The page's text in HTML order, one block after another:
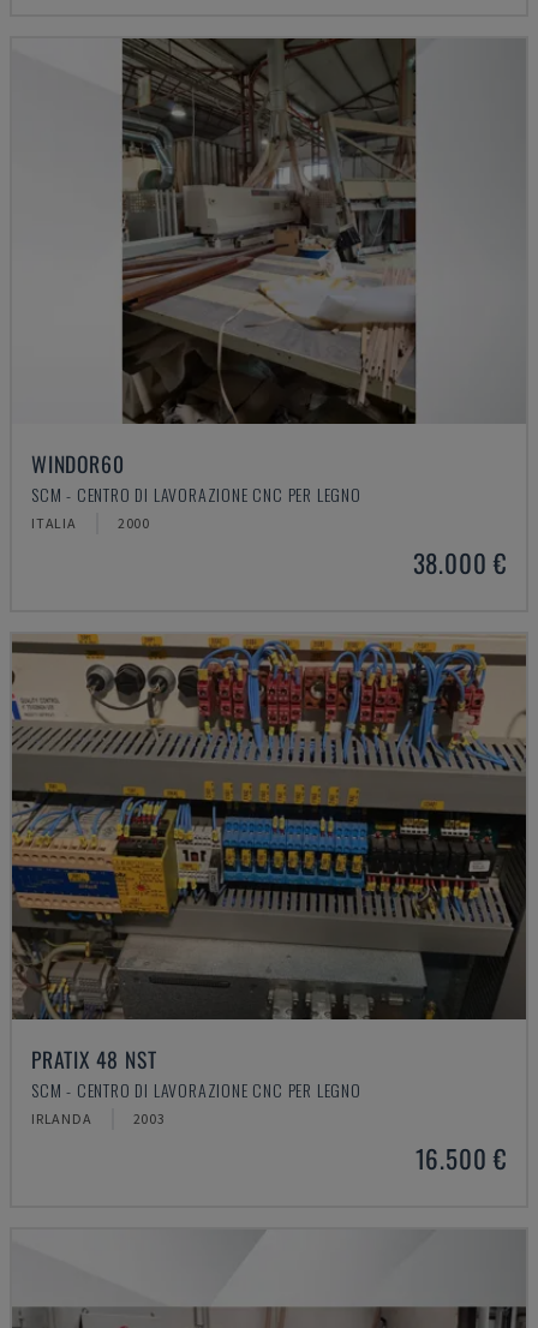
WINDOR60
SCM - CENTRO DI LAVORAZIONE CNC PER LEGNO
ITALIA 2000
38.000 €
PRATIX 48 NST
SCM - CENTRO DI LAVORAZIONE CNC PER LEGNO
IRLANDA 2003
16.500 €